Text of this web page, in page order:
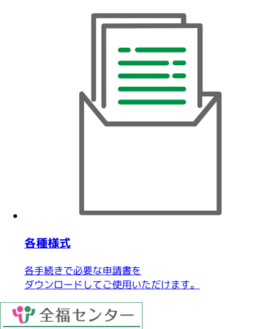
各種様式
各手続きで必要な申請書を
ダウンロードしてご使用いただけます。